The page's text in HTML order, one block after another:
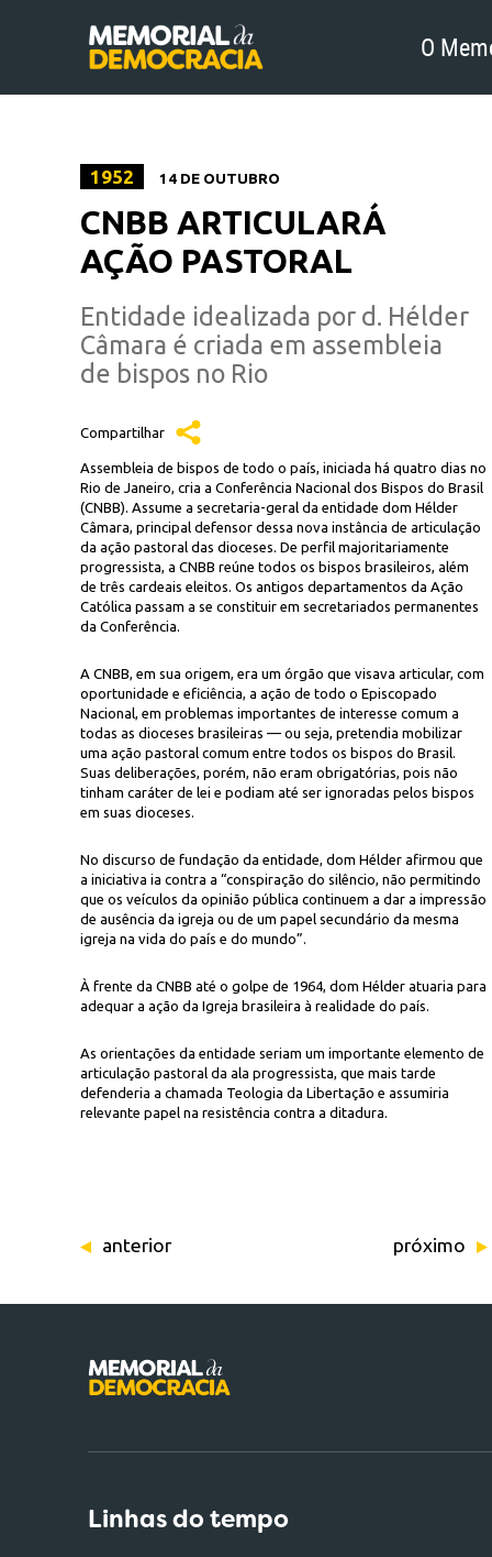
O
1952 14 DE OUTUBRO
CNBB ARTICULARÁ
AÇÃO PASTORAL
Entidade idealizada por d. Hélder
Câmara é criada em assembleia
de bispos no Rio
Compartilhar
Assembleia de bispos de todo o país, iniciada há quatro dias no
Rio de Janeiro, cria a Conferência Nacional dos Bispos do Brasil
(CNBB). Assume a secretaria-geral da entidade dom Hélder
Câmara, principal defensor dessa nova instância de articulação
da ação pastoral das dioceses. De perfil majoritariamente
progressista, a CNBB reúne todos os bispos brasileiros, além
de três cardeais eleitos. Os antigos departamentos da Ação
Católica passam a se constituir em secretariados permanentes
da Conferência.
A CNBB, em sua origem, era um órgão que visava articular, com
oportunidade e eficiência, a ação de todo o Episcopado
Nacional, em problemas importantes de interesse comum a
todas as dioceses brasileiras — ou seja, pretendia mobilizar
uma ação pastoral comum entre todos os bispos do Brasil.
Suas deliberações, porém, não eram obrigatórias, pois não
tinham caráter de lei e podiam até ser ignoradas pelos bispos
em suas dioceses.
No discurso de fundação da entidade, dom Hélder afirmou que
a iniciativa ia contra a “conspiração do silêncio, não permitindo
que os veículos da opinião pública continuem a dar a impressão
de ausência da igreja ou de um papel secundário da mesma
igreja na vida do país e do mundo”.
À frente da CNBB até o golpe de 1964, dom Hélder atuaria para
adequar a ação da Igreja brasileira à realidade do país.
As orientações da entidade seriam um importante elemento de
articulação pastoral da ala progressista, que mais tarde
defenderia a chamada Teologia da Libertação e assumiria
relevante papel na resistência contra a ditadura.
anterior próximo
Rio de Janeiro, em 1955
Agência
Linhas do tempo